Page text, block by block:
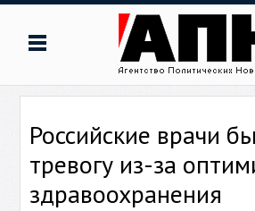
Российские врачи
тревогу из-за
здравоохранения